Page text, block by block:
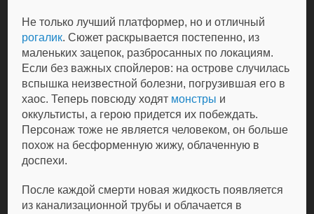
Не только лучший платформер, но и отличный
рогалик. Сюжет раскрывается постепенно, из
маленьких зацепок, разбросанных по локациям.
Если без важных спойлеров: на острове случилась
вспышка неизвестной болезни, погрузившая его в
хаос. Теперь повсюду ходят монстры и
оккультисты, а герою придется их побеждать.
Персонаж тоже не является человеком, он больше
похож на бесформенную жижу, облаченную в
доспехи.
После каждой смерти новая жидкость появляется
из канализационной трубы и облачается в